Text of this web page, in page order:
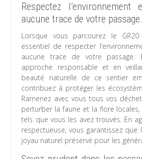
Respectez
aucune trace de votre passage.
Lorsque vous parcourez le
essentiel de respecter
aucune trace de votre passage.
approche responsable et en
beauté naturelle de ce sentier
contribuez à protéger les
Ramenez avec vous tous vos
perturber la faune et la flore
tels que vous les avez trouvés. En
respectueuse, vous garantissez que
joyau naturel préservé pour les